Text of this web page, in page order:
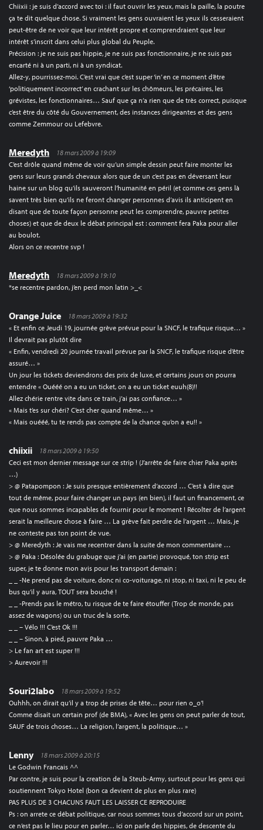
Chiixii : je suis d’accord avec toi : il faut ouvrir les yeux, mais la paille, la poutre
ça te dit quelque chose. Si vraiment les gens ouvraient les yeux ils cesseraient
peut-être de ne voir que leur intérêt propre et comprendraient que leur
intérêt s’inscrit dans celui plus global du Peuple.
Précision : je ne suis pas hippie, je ne suis pas fonctionnaire, je ne suis pas
encarté ni à un parti, ni à un syndicat.
Allez-y, pourrissez-moi. C’est vrai que c’est super ‘in’ en ce moment d’être
‘politiquement incorrect’ en crachant sur les chômeurs, les précaires, les
grévistes, les fonctionnaires… Sauf que ça n’a rien que de très correct, puisque
c’est être du côté du Gouvernement, des instances dirigeantes et des gens
comme Zemmour ou Lefebvre.
Meredyth
18 mars 2009 à 19:09
C’est drôle quand même de voir qu’un simple dessin peut faire monter les
gens sur leurs grands chevaux alors que de un c’est pas en déversant leur
haine sur un blog qu’ils sauveront l’humanité en péril (et comme ces gens là
savent très bien qu’ils ne feront changer personnes d’avis ils anticipent en
disant que de toute façon personne peut les comprendre, pauvre petites
choses) et que de deux le débat principal est : comment fera Paka pour aller
au boulot.
Alors on ce recentre svp !
Meredyth
18 mars 2009 à 19:10
*se recentre pardon, j’en perd mon latin >_<
Orange Juice
18 mars 2009 à 19:32
« Et enfin ce Jeudi 19, journée grève prévue pour la SNCF, le trafique risque… »
Il devrait pas plutôt dire
« Enfin, vendredi 20 journée travail prévue par la SNCF, le trafique risque d’être
assuré… »
Un jour les tickets deviendrons des prix de luxe, et certains jours on pourra
entendre « Ouééé on a eu un ticket, on a eu un ticket euuh(8)!!
Allez chérie rentre vite dans ce train, j’ai pas confiance… »
« Mais t’es sur chéri? C’est cher quand même… »
« Mais ouééé, tu te rends pas compte de la chance qu’on a eu!! »
chiixii
18 mars 2009 à 19:50
Ceci est mon dernier message sur ce strip ! (J’arrête de faire chier Paka après
…)
> @ Patapompon : Je suis presque entièrement d’accord … C’est à dire que
tout de même, pour faire changer un pays (en bien), il faut un financement, ce
que nous sommes incapables de fournir pour le moment ! Récolter de l’argent
serait la meilleure chose à faire … La grève fait perdre de l’argent … Mais, je
ne conteste pas ton point de vue.
> @ Meredyth : Je vais me recentrer dans la suite de mon commentaire …
> @ Paka : Désolée du grabuge que j’ai (en partie) provoqué, ton strip est
super, je te donne mon avis pour les transport demain :
_ _ -Ne prend pas de voiture, donc ni co-voiturage, ni stop, ni taxi, ni le peu de
bus qu’il y aura, TOUT sera bouché !
_ _ -Prends pas le métro, tu risque de te faire étouffer (Trop de monde, pas
assez de wagons) ou un truc de la sorte.
_ _ – Vélo !!! C’est Ok !!!
_ _ – Sinon, à pied, pauvre Paka …
> Le fan art est super !!!
> Aurevoir !!!
Souri2labo
18 mars 2009 à 19:52
Ouhhh, on dirait qu’il y a trop de prises de tête… pour rien o_o’!
Comme disait un certain prof (de BMA), « Avec les gens on peut parler de tout,
SAUF de trois choses… La religion, l’argent, la politique… »
Lenny
18 mars 2009 à 20:15
Le Godwin Francais ^^
Par contre, je suis pour la creation de la Steub-Army, surtout pour les gens qui
soutiennent Tokyo Hotel (bon ca devient de plus en plus rare)
PAS PLUS DE 3 CHACUNS FAUT LES LAISSER CE REPRODUIRE
Ps : on arrete ce débat politique, car nous sommes tous d’accord sur un point,
ce n’est pas le lieu pour en parler… ici on parle des hippies, de descente du